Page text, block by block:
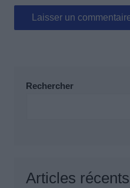
Rechercher
Articles récents